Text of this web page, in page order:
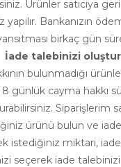
Ürünler satıcıya
yapılır. Bankanızın
birkaç gün
İade talebinizi
bulunmadığı
günlük cayma hakkı
Siparişlerim
ürünü bulun ve iade
istediğiniz miktarı,
seçerek iade